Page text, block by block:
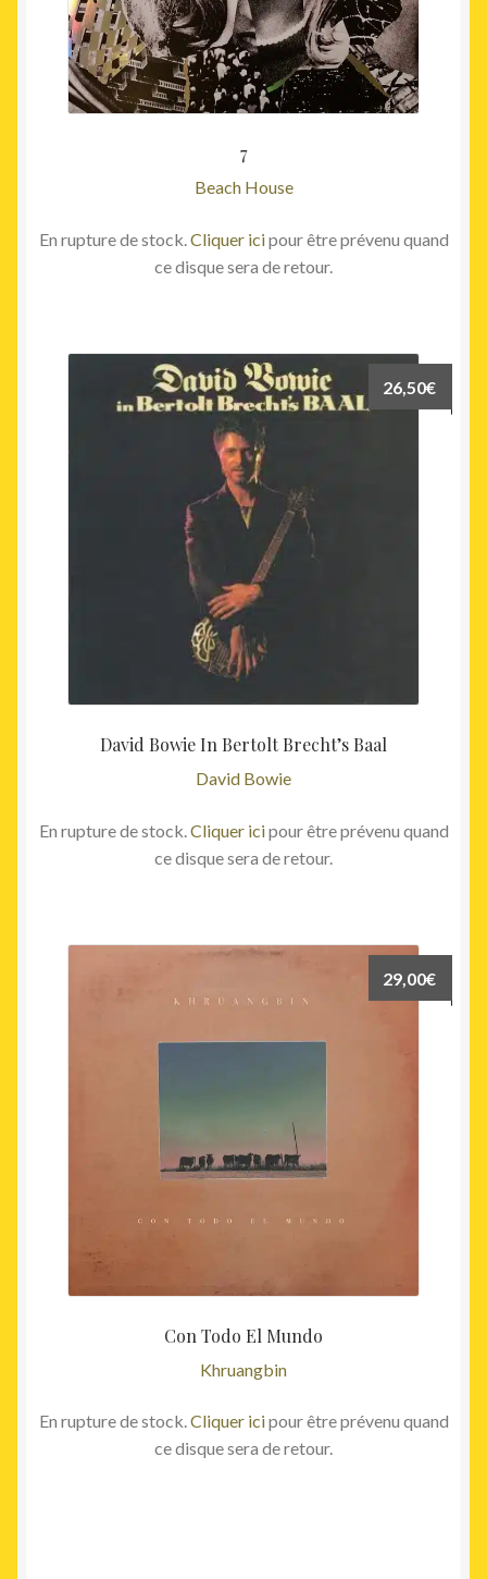
7
Beach House
En rupture de stock. Cliquer icipour être prévenu quand
ce disque sera de retour.
David Bowie In Bertolt Brecht’s Baal
David Bowie
26,50€
En rupture de stock. Cliquer icipour être prévenu quand
ce disque sera de retour.
Con Todo El Mundo
Khruangbin
29,00€
En rupture de stock.Cliquer icipour être prévenu quand
ce disque sera de retour.